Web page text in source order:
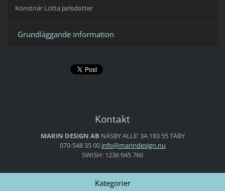
Konstnär Lotta Jarlsdotter
Grundläggande information
Kontakt
MARIN DESIGN AB NÄSBY ALLE' 3A183 55 TÄBY
070-548 35 00 info@marindesign.nu
SWISH: 1236 945 760
Kategorier